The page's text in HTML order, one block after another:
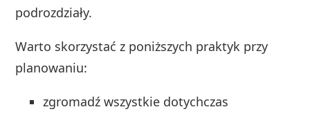
podrozdziały.
Warto skorzystać z poniższych praktyk przy
planowaniu:
zgromadź wszystkie dotychczas